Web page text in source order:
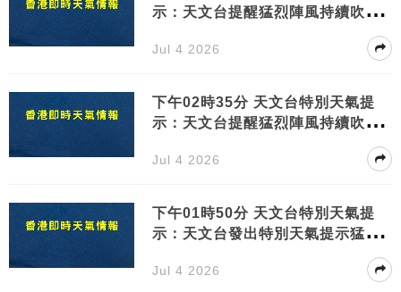
示：天文台提醒猛烈陣風持續吹襲
Jul 4 2026
下午02時35分 天文台特別天氣提
示：天文台提醒猛烈陣風持續吹襲
Jul 4 2026
下午01時50分 天文台特別天氣提
示：天文台發出特別天氣提示猛烈
Jul 4 2026